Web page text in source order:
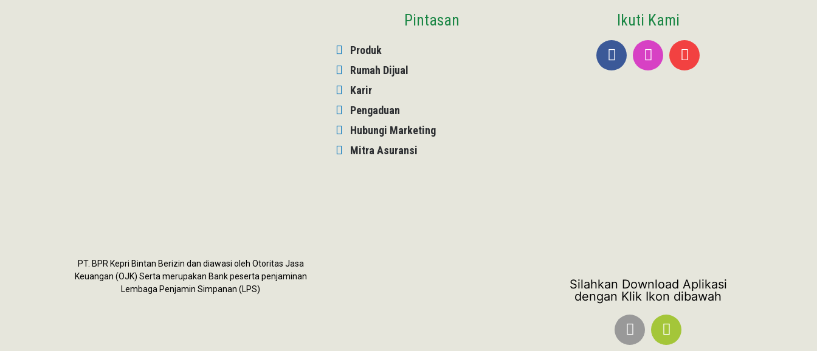
PT. BPR Kepri Bintan Berizin dan diawasi oleh Otoritas Jasa
Keuangan (OJK) Serta merupakan Bank peserta penjaminan
Lembaga Penjamin Simpanan (LPS)
Pintasan
Produk
Rumah Dijual
Karir
Pengaduan
Hubungi Marketing
Mitra Asuransi
Ikuti Kami
Silahkan Download Aplikasi
dengan Klik Ikon dibawah